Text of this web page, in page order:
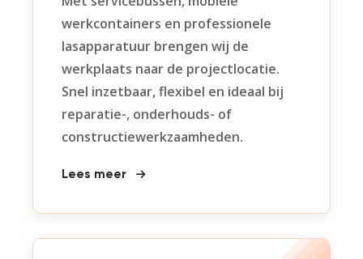
werkcontainers en professionele
lasapparatuur brengen wij de
werkplaats naar de projectlocatie.
Snel inzetbaar, flexibel en ideaal bij
reparatie-, onderhouds- of
constructiewerkzaamheden.
Lees meer